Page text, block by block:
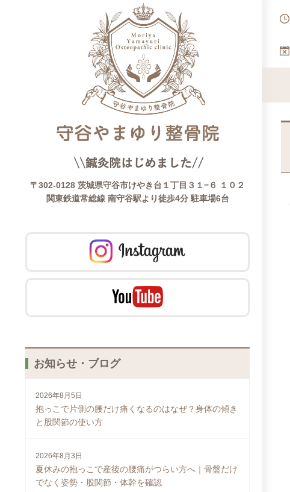
〒302-0128 茨城県守谷市けやき台１丁目３１−６ １０２
関東鉄道常総線 南守谷駅より徒歩4分 駐車場6台
お知らせ・ブログ
2026年8月5日
抱っこで片側の腰だけ痛くなるのはなぜ？身体の傾き
と股関節の使い方
2026年8月3日
夏休みの抱っこで産後の腰痛がつらい方へ｜骨盤だけ
でなく姿勢・股関節・体幹を確認